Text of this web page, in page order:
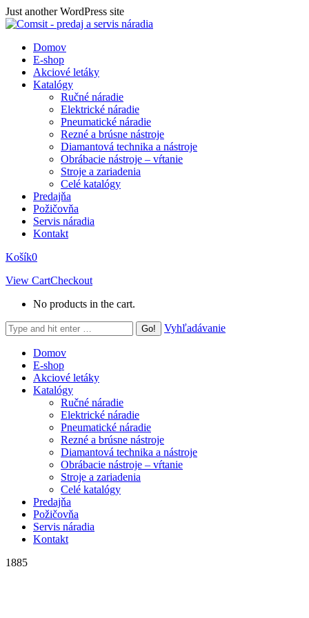
Skip
to
Just another WordPress site
Domov
E-shop
Akciové letáky
Katalógy
Ručné náradie
Elektrické náradie
Pneumatické náradie
Rezné a brúsne nástroje
Diamantová technika a nástroje
Obrábacie nástroje – vŕtanie
Stroje a zariadenia
Celé katalógy
Predajňa
Požičovňa
Servis náradia
Kontakt
Košík0
View CartCheckout
No products in the cart.
Search:
Vyhľadávanie
Domov
E-shop
Akciové letáky
Katalógy
Ručné náradie
Elektrické náradie
Pneumatické náradie
Rezné a brúsne nástroje
Diamantová technika a nástroje
Obrábacie nástroje – vŕtanie
Stroje a zariadenia
Celé katalógy
Predajňa
Požičovňa
Servis náradia
Kontakt
1885